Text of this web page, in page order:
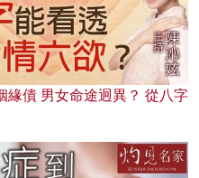
緣債 男女命途迥異？ 從八字